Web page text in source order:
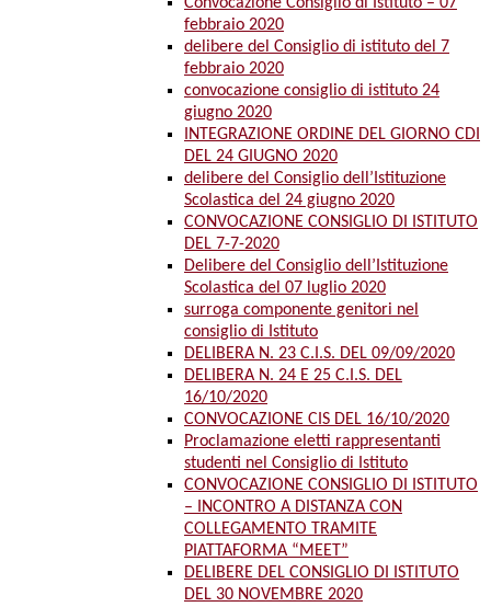
Convocazione Consiglio di Istituto – 07
febbraio 2020
delibere del Consiglio di istituto del 7
febbraio 2020
convocazione consiglio di istituto 24
giugno 2020
INTEGRAZIONE ORDINE DEL GIORNO CDI
DEL 24 GIUGNO 2020
delibere del Consiglio dell’Istituzione
Scolastica del 24 giugno 2020
CONVOCAZIONE CONSIGLIO DI ISTITUTO
DEL 7-7-2020
Delibere del Consiglio dell’Istituzione
Scolastica del 07 luglio 2020
surroga componente genitori nel
consiglio di Istituto
DELIBERA N. 23 C.I.S. DEL 09/09/2020
DELIBERA N. 24 E 25 C.I.S. DEL
16/10/2020
CONVOCAZIONE CIS DEL 16/10/2020
Proclamazione eletti rappresentanti
studenti nel Consiglio di Istituto
CONVOCAZIONE CONSIGLIO DI ISTITUTO
– INCONTRO A DISTANZA CON
COLLEGAMENTO TRAMITE
PIATTAFORMA “MEET”
DELIBERE DEL CONSIGLIO DI ISTITUTO
DEL 30 NOVEMBRE 2020